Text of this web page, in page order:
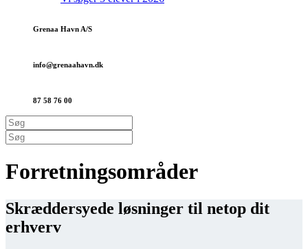
Grenaa Havn A/S
info@grenaa­havn.dk
87 58 76 00
Forretnings­områder
Skræddersyede løsninger til netop dit
erhverv